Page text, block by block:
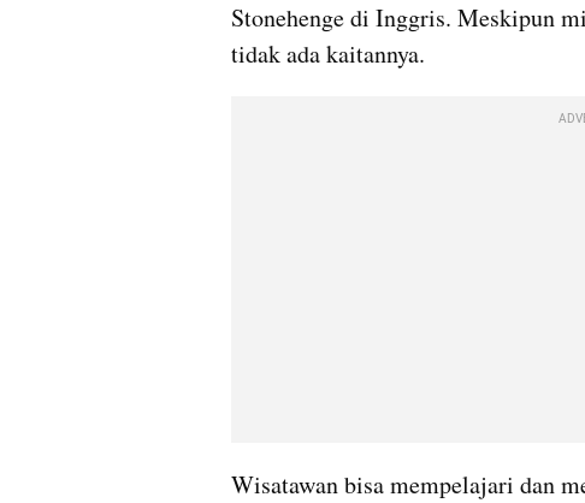
Stonehenge di Inggris. Meskipun
tidak ada kaitannya.
Wisatawan bisa mempelajari dan